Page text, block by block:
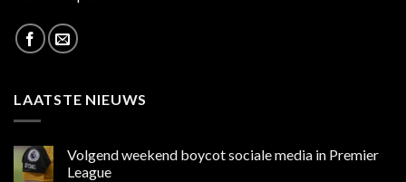
LAATSTE NIEUWS
Volgend weekend boycot sociale media in Premier
League